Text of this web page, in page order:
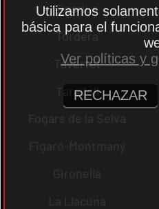
Dosrius
Tordera
Tavertet
Taradell
Fogars de la Selva
Figaró-Montmany
Gironella
La Llacuna
Utilizamos
básica para el
Ver políticas y
RECHAZAR